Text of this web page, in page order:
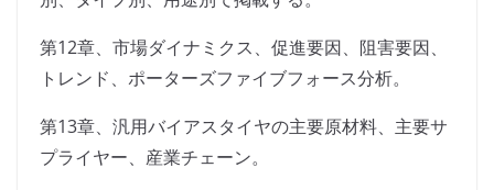
第12章、市場ダイナミクス、促進要因、阻害要因、
トレンド、ポーターズファイブフォース分析。
第13章、汎用バイアスタイヤの主要原材料、主要サ
プライヤー、産業チェーン。